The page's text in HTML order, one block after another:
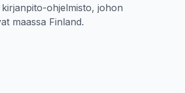
ohjelmisto, johon
maassa Finland.